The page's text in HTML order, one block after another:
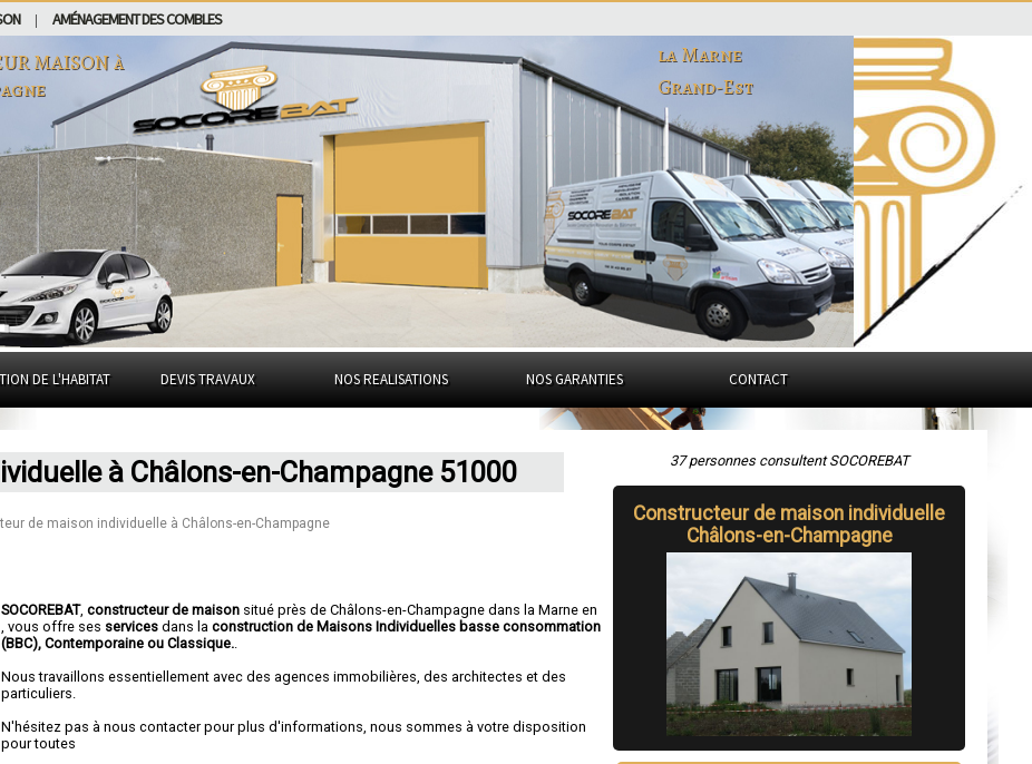
AMÉNAGEMENT DES COMBLES
MAISON à
la Marne
Grand-Est
DE L'HABITAT DEVIS TRAVAUX NOS REALISATIONS NOS GARANTIES CONTACT
à Châlons-en-Champagne 51000
de maison individuelle à Châlons-en-Champagne
SOCOREBAT,constructeur de maison situé près de Châlons-en-Champagne dans la Marne en
, vous offre ses services dans laconstruction de Maisons Individuelles basse consommation
(BBC), Contemporaine ou Classique.
Nous travaillons essentiellement avec des agences immobilières, des architectes et des
particuliers.
N'hésitez pas à nous contacter pour plus d'informations, nous sommes à votre disposition
pour toutes
37 personnes consultent SOCOREBAT
Constructeur de maison individuelle
Châlons-en-Champagne